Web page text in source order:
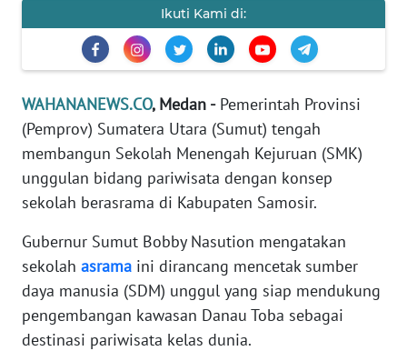
Ikuti Kami di:
WAHANANEWS.CO, Medan -Pemerintah Provinsi
(Pemprov) Sumatera Utara (Sumut) tengah
membangun Sekolah Menengah Kejuruan (SMK)
unggulan bidang pariwisata dengan konsep
sekolah berasrama di Kabupaten Samosir.
Gubernur Sumut Bobby Nasution mengatakan
sekolah asrama ini dirancang mencetak sumber
daya manusia (SDM) unggul yang siap mendukung
pengembangan kawasan Danau Toba sebagai
destinasi pariwisata kelas dunia.
OPINI
EDITORIAL
Informasi
BERITA
KONTAK
KAMI
INFO
IKLAN